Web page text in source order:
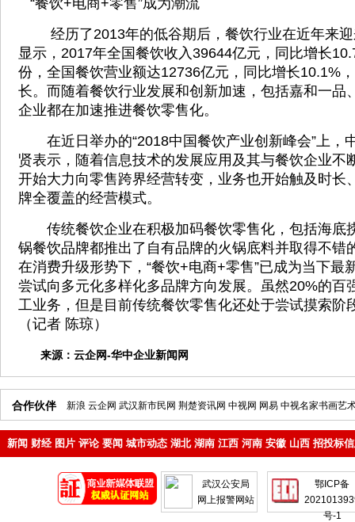
“餐饮+电商+零售”成为潮流
经历了2013年的低谷期后，餐饮行业在近年来迎
显示，2017年全国餐饮收入39644亿元，同比增长
份，全国餐饮营业额达12736亿元，同比增长10.1%
长。而随着餐饮行业发展和创新加速，包括嘉和一品
企业都在加速推进餐饮零售化。
在近日举办的“2018中国餐饮产业创新峰会”上，
贤表示，随着信息技术的发展应用及其与餐饮企业不
开始大力向零售跨界经营转变，业务也开始触及时长
牌全覆盖的经营模式。
传统餐饮企业在积极加码餐饮零售化，包括海底
锅餐饮品牌都推出了自有品牌的火锅底料并取得不错
在消费升级形势下，“餐饮+电商+零售”已成为当下最
尝试向多元化多样化多品牌方向发展。虽然20%的百
工业务，但是目前传统餐饮零售化还处于尝试摸索阶
（记者 陈琼）
来源： 云企网-华中企业新闻网
合作伙伴 新浪 云企网 武汉新市民网 荆楚资讯网 中视网 网易 中视名家书画艺
新闻 财经 图片 评论 要闻 城市动态 湖北 湖南 江西 河南 安徽 山西 招投标
武汉公安局
网上报警网站
鄂ICP备
号-1